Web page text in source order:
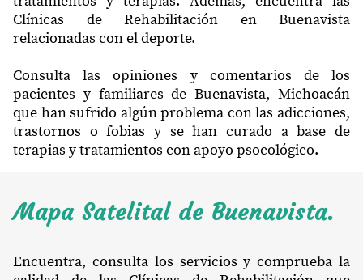
Clínicas de Rehabilitación en Buenavista
relacionadas con el deporte.
Consulta las opiniones y comentarios de los
pacientes y familiares de Buenavista, Michoacán
que han sufrido algún problema con las adicciones,
trastornos o fobias y se han curado a base de
terapias y tratamientos con apoyo psocológico.
Mapa Satelital de Buenavista.
Encuentra, consulta los servicios y comprueba la